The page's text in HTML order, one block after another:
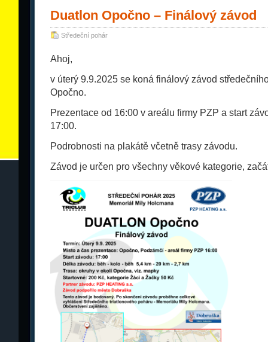
Duatlon Opočno – Finálový závod
Středeční pohár
Ahoj,
v úterý 9.9.2025 se koná finálový závod
Opočno.
Prezentace od 16:00 v areálu firmy PZP a start
17:00.
Podrobnosti na plakátě včetně trasy závodu.
Závod je určen pro všechny věkové kategorie,